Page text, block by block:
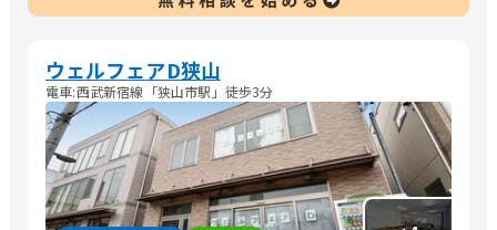
ウェルフェアD狭山
電車:西武新宿線「狭山市駅」徒歩3分